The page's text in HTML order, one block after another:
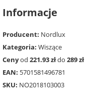
Informacje
Producent: Nordlux
Kategoria: Wiszące
Cenyod 221.93 złdo 289 zł
EAN: 5701581496781
SKU: NO2018103003